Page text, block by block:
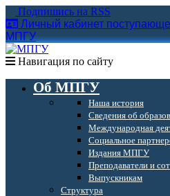
Подпишись на RSS
Личный кабинет
МПГУ
Навигация по сайту
Об МПГУ
Наша история
Сведения об
Международная
Социальное
Издания МПГУ
Преподаватели и
Выпускникам
Структура